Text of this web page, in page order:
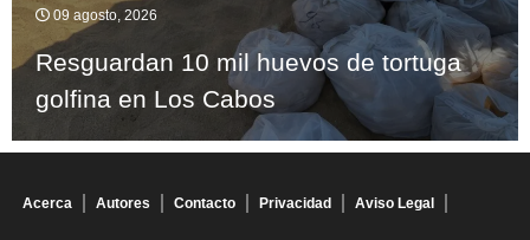
09 agosto, 2026
Resguardan 10 mil huevos de tortuga
golfina en Los Cabos
Acerca Autores Contacto Privacidad Aviso Legal